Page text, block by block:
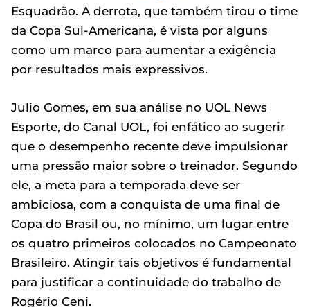
Esquadrão. A derrota, que também tirou o time
da Copa Sul-Americana, é vista por alguns
como um marco para aumentar a exigência
por resultados mais expressivos.
Julio Gomes, em sua análise no UOL News
Esporte, do Canal UOL, foi enfático ao sugerir
que o desempenho recente deve impulsionar
uma pressão maior sobre o treinador. Segundo
ele, a meta para a temporada deve ser
ambiciosa, com a conquista de uma final de
Copa do Brasil ou, no mínimo, um lugar entre
os quatro primeiros colocados no Campeonato
Brasileiro. Atingir tais objetivos é fundamental
para justificar a continuidade do trabalho de
Rogério Ceni.